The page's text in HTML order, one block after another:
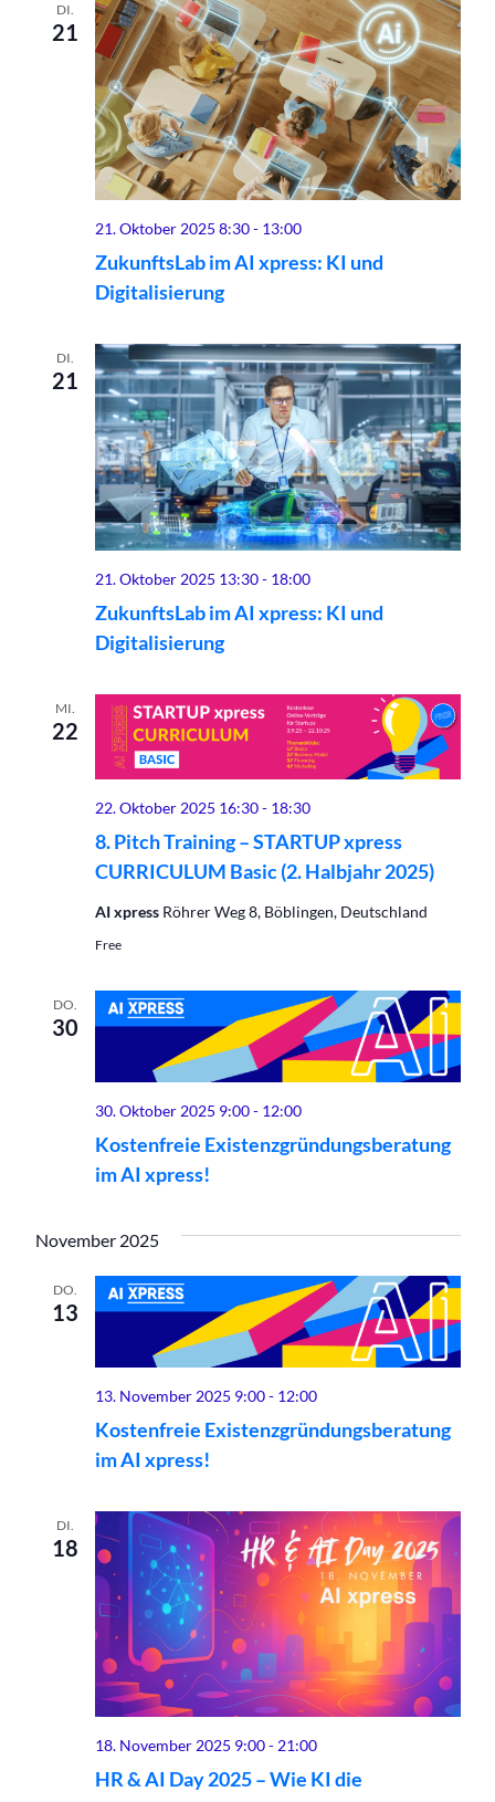
DI.
21
ZukunftsLab im AI xpress: KI und
Digitalisierung
21. Oktober 2025 8:30- 13:00
DI.
21
ZukunftsLab im AI xpress: KI und
Digitalisierung
21. Oktober 2025 13:30- 18:00
MI.
22
8. Pitch Training – STARTUP xpress
CURRICULUM Basic (2. Halbjahr 2025)
22. Oktober 2025 16:30- 18:30
AI xpress Röhrer Weg 8, Böblingen, Deutschland
Free
DO.
30
Kostenfreie Existenzgründungsberatung
im AI xpress!
30. Oktober 2025 9:00- 12:00
November 2025
DO.
13
Kostenfreie Existenzgründungsberatung
im AI xpress!
13. November 2025 9:00- 12:00
DI.
18
HR & AI Day 2025 – Wie KI die
18. November 2025 9:00- 21:00